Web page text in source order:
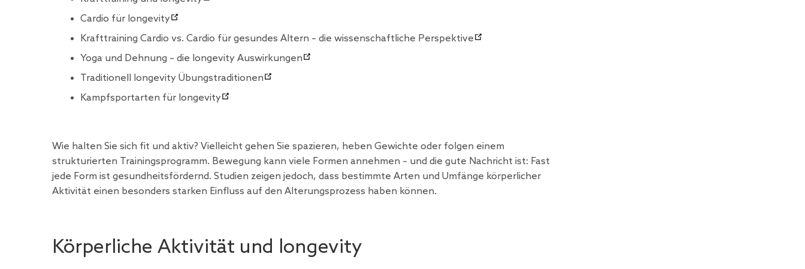
Cardio für longevity
Krafttraining Cardio vs. Cardio für gesundes Altern – die wissenschaftliche Perspektive
Yoga und Dehnung – die longevity Auswirkungen
Traditionell longevity Übungstraditionen
Kampfsportarten für longevity
Wie halten Sie sich fit und aktiv? Vielleicht gehen Sie spazieren, heben Gewichte oder folgen einem
strukturierten Trainingsprogramm. Bewegung kann viele Formen annehmen – und die gute Nachricht ist: Fast
jede Form ist gesundheitsfördernd. Studien zeigen jedoch, dass bestimmte Arten und Umfänge körperlicher
Aktivität einen besonders starken Einfluss auf den Alterungsprozess haben können.
Körperliche Aktivität und longevity